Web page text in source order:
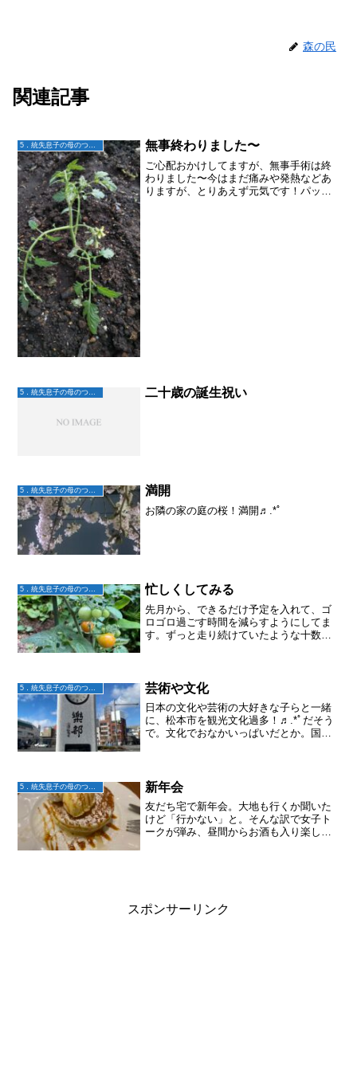
森の民
関連記事
5．統失息子の母のつぶやき 無事終わりました〜
ご心配おかけしてますが、無事手術は終
わりました〜今はまだ痛みや発熱などあ
りますが、とりあえず元気です！パッと
二十歳の誕生祝い
5．統失息子の母のつぶやき 満開
お隣の家の庭の桜！満開♬.*ﾟ
5．統失息子の母のつぶやき 忙しくしてみる
先月から、できるだけ予定を入れて、ゴ
ロゴロ過ごす時間を減らすようにしてま
す。ずっと走り続けていたような十数年
ひとつで間に合うようにな...
芸術や文化
日本の文化や芸術の大好きな子らと一緒
に、松本市を観光文化過多！♬.*ﾟだそう
で。文化でおなかいっぱいだとか。国宝
じさせる建物や家具が...
新年会
友だち宅で新年会。大地も行くか聞いた
けど「行かない」と。そんな訳で女子ト
ークが弾み、昼間からお酒も入り楽しい
スポンサーリンク